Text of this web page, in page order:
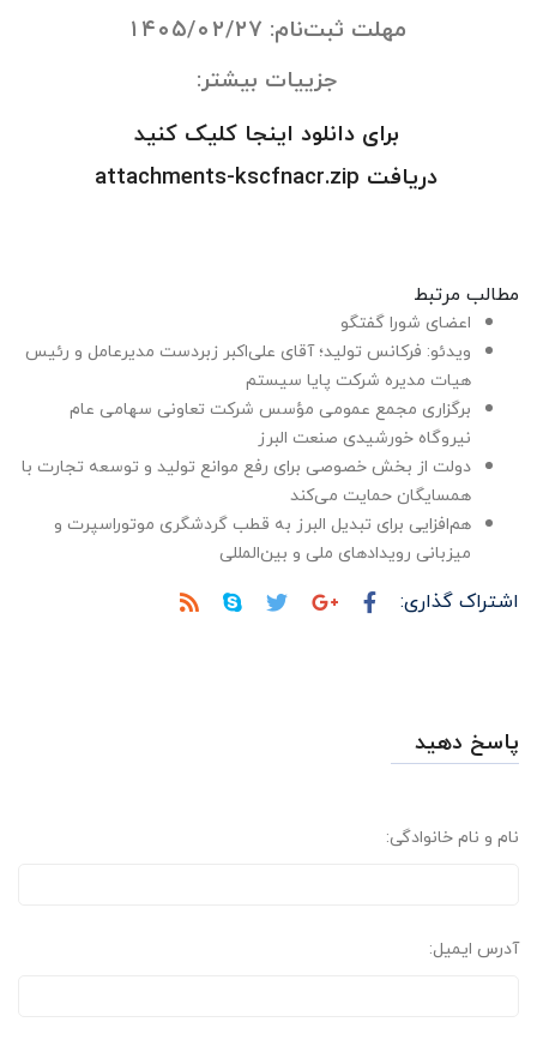
مهلت ثبت‌نام: ۱۴۰۵/۰۲/۲۷
جزییات بیشتر:
برای دانلود اینجا کلیک کنید
دریافت attachments-kscfnacr.zip
مطالب مرتبط
اعضای شورا گفتگو
ویدئو: فرکانس تولید؛ آقای علی‌اکبر زبردست مدیرعامل و رئیس
هیات مدیره شرکت پایا سیستم
برگزاری مجمع عمومی مؤسس شرکت تعاونی سهامی عام
نیروگاه خورشیدی صنعت البرز
دولت از بخش خصوصی برای رفع موانع تولید و توسعه تجارت با
همسایگان حمایت می‌کند
هم‌افزایی برای تبدیل البرز به قطب گردشگری موتوراسپرت و
میزبانی رویدادهای ملی و بین‌المللی
اشتراک گذاری:
پاسخ دهید
نام و نام خانوادگی:
آدرس ایمیل: